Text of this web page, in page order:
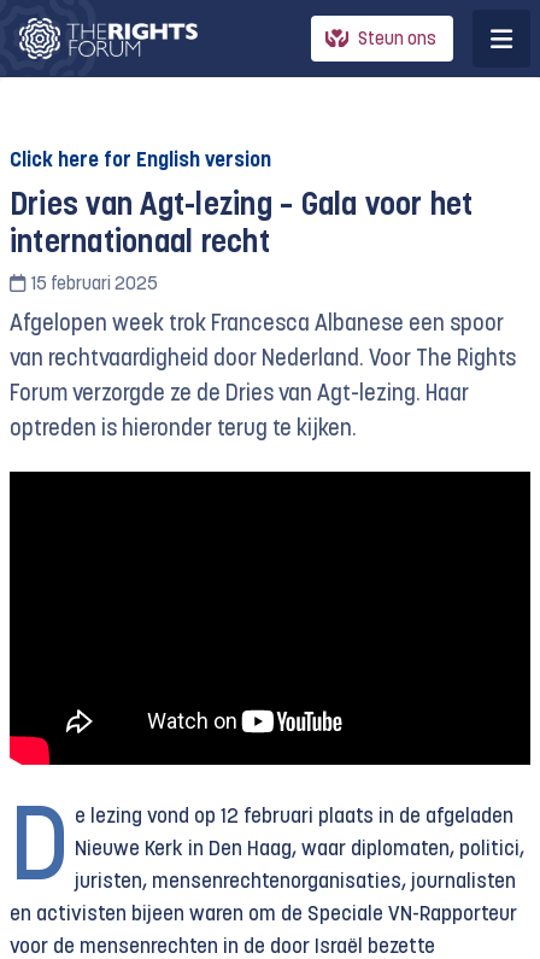
Steun ons
Click here for English version
Dries van Agt-lezing – Gala voor het
internationaal recht
15 februari 2025
Afgelopen week trok Francesca Albanese een spoor
van rechtvaardigheid door Nederland. Voor The Rights
Forum verzorgde ze de Dries van Agt-lezing. Haar
optreden is hieronder terug te kijken.
D e lezing vond op 12 februari plaats in de afgeladen
Nieuwe Kerk in Den Haag, waar diplomaten, politici,
juristen, mensenrechtenorganisaties, journalisten
en activisten bijeen waren om de Speciale VN-Rapporteur
voor de mensenrechten in de door Israël bezette